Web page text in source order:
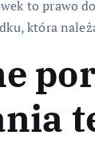
to prawo
która